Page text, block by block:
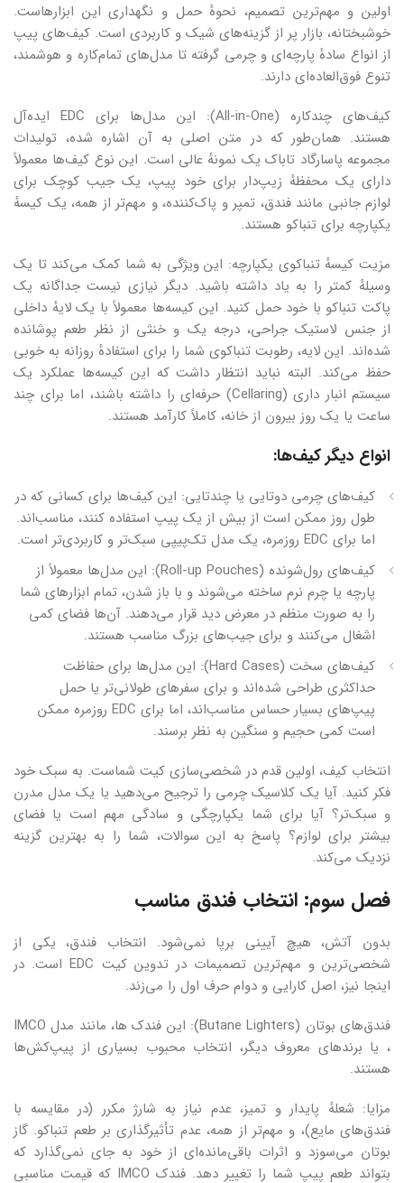
اولین و مهم‌ترین تصمیم، نحوهٔ حمل و نگهداری این ابزارهاست.
خوشبختانه، بازار پر از گزینه‌های شیک و کاربردی است. کیف‌های پیپ
از انواع سادهٔ پارچه‌ای و چرمی گرفته تا مدل‌های تمام‌کاره و هوشمند،
تنوع فوق‌العاده‌ای دارند.
کیف‌های چندکاره (All-in-One): این مدل‌ها برای EDC ایده‌آل
هستند. همان‌طور که در متن اصلی به آن اشاره شده، تولیدات
مجموعه پاسارگاد تاباک یک نمونهٔ عالی است. این نوع کیف‌ها معمولاً
دارای یک محفظهٔ زیپ‌دار برای خود پیپ، یک جیب کوچک برای
لوازم جانبی مانند فندق، تمپر و پاک‌کننده، و مهم‌تر از همه، یک کیسهٔ
یکپارچه برای تنباکو هستند.
مزیت کیسهٔ تنباکوی یکپارچه: این ویژگی به شما کمک می‌کند تا یک
وسیلهٔ کمتر را به یاد داشته باشید. دیگر نیازی نیست جداگانه یک
پاکت تنباکو با خود حمل کنید. این کیسه‌ها معمولاً با یک لایهٔ داخلی
از جنس لاستیک جراحی، درجه یک و خنثی از نظر طعم پوشانده
شده‌اند. این لایه، رطوبت تنباکوی شما را برای استفادهٔ روزانه به خوبی
حفظ می‌کند. البته نباید انتظار داشت که این کیسه‌ها عملکرد یک
سیستم انبار داری (Cellaring) حرفه‌ای را داشته باشند، اما برای چند
ساعت یا یک روز بیرون از خانه، کاملاً کارآمد هستند.
انواع دیگر کیف‌ها:
کیف‌های چرمی دوتایی یا چندتایی: این کیف‌ها برای کسانی که در
طول روز ممکن است از بیش از یک پیپ استفاده کنند، مناسب‌اند.
اما برای EDC روزمره، یک مدل تک‌پیپی سبک‌تر و کاربردی‌تر است.
کیف‌های رول‌شونده (Roll-up Pouches): این مدل‌ها معمولاً از
پارچه یا چرم نرم ساخته می‌شوند و با باز شدن، تمام ابزارهای شما
را به صورت منظم در معرض دید قرار می‌دهند. آن‌ها فضای کمی
اشغال می‌کنند و برای جیب‌های بزرگ مناسب هستند.
کیف‌های سخت (Hard Cases): این مدل‌ها برای حفاظت
حداکثری طراحی شده‌اند و برای سفرهای طولانی‌تر یا حمل
پیپ‌های بسیار حساس مناسب‌اند، اما برای EDC روزمره ممکن
است کمی حجیم و سنگین به نظر برسند.
انتخاب کیف، اولین قدم در شخصی‌سازی کیت شماست. به سبک خود
فکر کنید. آیا یک کلاسیک چرمی را ترجیح می‌دهید یا یک مدل مدرن
و سبک‌تر؟ آیا برای شما یکپارچگی و سادگی مهم است یا فضای
بیشتر برای لوازم؟ پاسخ به این سوالات، شما را به بهترین گزینه
نزدیک می‌کند.
فصل سوم: انتخاب فندق مناسب
بدون آتش، هیچ آیینی برپا نمی‌شود. انتخاب فندق، یکی از
شخصی‌ترین و مهم‌ترین تصمیمات در تدوین کیت EDC است. در
اینجا نیز، اصل کارایی و دوام حرف اول را می‌زند.
فندق‌های بوتان (Butane Lighters): این فندک ها، مانند مدل IMCO
، یا برندهای معروف دیگر، انتخاب محبوب بسیاری از پیپ‌کش‌ها
هستند.
مزایا: شعلهٔ پایدار و تمیز، عدم نیاز به شارژ مکرر (در مقایسه با
فندق‌های مایع)، و مهم‌تر از همه، عدم تأثیرگذاری بر طعم تنباکو. گاز
بوتان می‌سوزد و اثرات باقی‌مانده‌ای از خود به جای نمی‌گذارد که
بتواند طعم پیپ شما را تغییر دهد. فندک IMCO که قیمت مناسبی